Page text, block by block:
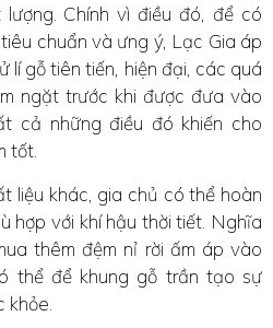
Chính vì điều đó, để có
chuẩn và ưng ý, Lạc Gia áp
lí gỗ tiên tiến, hiện đại, các quá
ngặt trước khi được đưa vào
cả những điều đó khiến cho
tốt.
liệu khác, gia chủ có thể hoàn
hợp với khí hậu thời tiết. Nghĩa
thêm đệm nỉ rời ấm áp vào
thể để khung gỗ trần tạo sự